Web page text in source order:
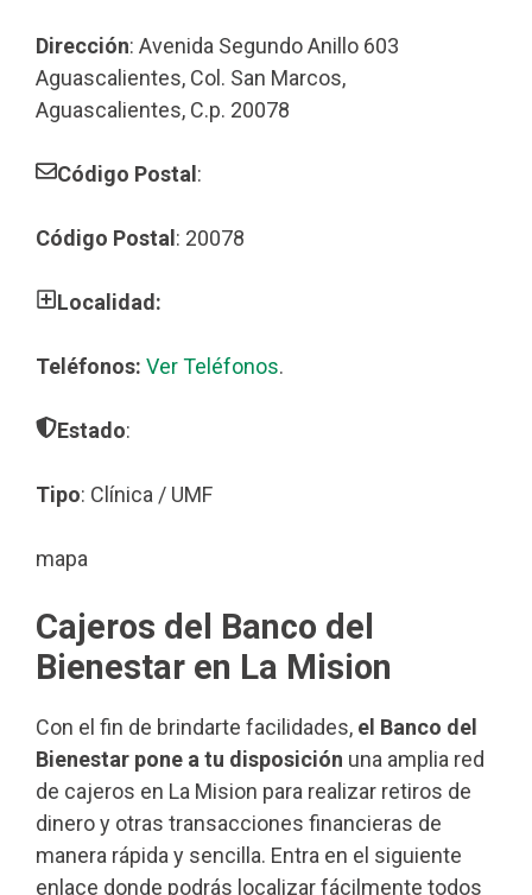
Dirección: Avenida Segundo Anillo 603
Aguascalientes, Col. San Marcos,
Aguascalientes, C.p. 20078
Código Postal :
Código Postal : 20078
Localidad:
Teléfonos: Ver Teléfonos.
Estado:
Tipo: Clínica / UMF
mapa
Cajeros del Banco del
Bienestar en La Mision
Con el fin de brindarte facilidades, el Banco del
Bienestar pone a tu disposición una amplia red
de cajeros en La Mision para realizar retiros de
dinero y otras transacciones financieras de
manera rápida y sencilla. Entra en el siguiente
enlace donde podrás localizar fácilmente todos